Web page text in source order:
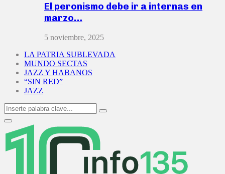
El peronismo debe ir a internas en
marzo…
5 noviembre, 2025
LA PATRIA SUBLEVADA
MUNDO SECTAS
JAZZ Y HABANOS
“SIN RED”
JAZZ
Search
for:
Search
Primary
Menu